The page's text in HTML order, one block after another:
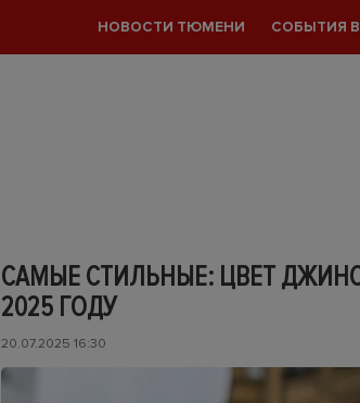
НОВОСТИ ТЮМЕНИ СОБЫТИЯ
САМЫЕ СТИЛЬНЫЕ: ЦВЕТ
2025 ГОДУ
20.07.2025 16:30